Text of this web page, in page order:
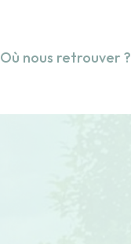
Où nous retrouver ?